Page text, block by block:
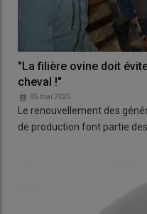
"La filière ovine doit
cheval !"
05 mai 2025
Le renouvellement des
de production font partie